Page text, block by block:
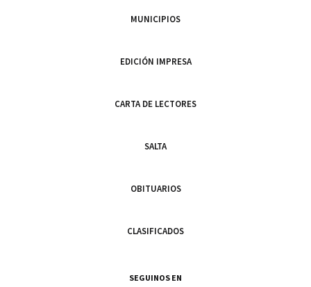
MUNICIPIOS
EDICIÓN IMPRESA
CARTA DE LECTORES
SALTA
OBITUARIOS
CLASIFICADOS
SEGUINOS EN